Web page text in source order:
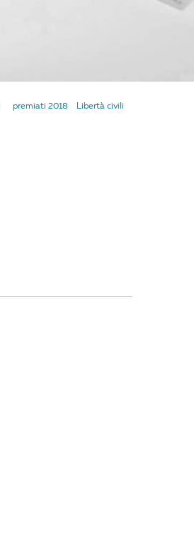
Libertà civili
premiati 2018